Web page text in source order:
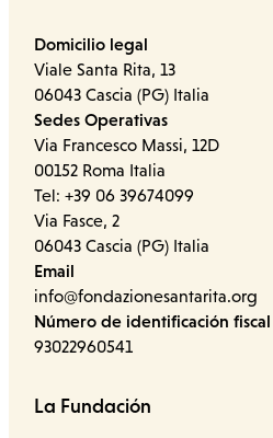
Domicilio legal
Viale Santa Rita, 13
06043 Cascia (PG) Italia
Sedes Operativas
Via Francesco Massi, 12D
00152 Roma Italia
Tel: +39 06 39674099
Via Fasce, 2
06043 Cascia (PG) Italia
Email
info@fondazionesantarita.org
Número de identificación fiscal
93022960541
La Fundación